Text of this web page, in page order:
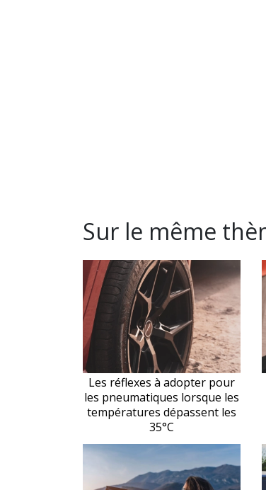
Sur le même
Les réflexes à adopter pour
les pneumatiques lorsque les
températures dépassent les
35°C